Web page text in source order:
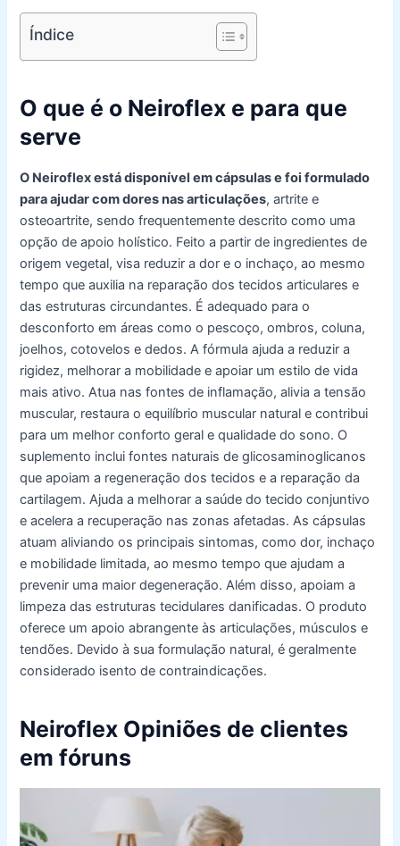
Índice
O que é o Neiroflex e para que
serve
O Neiroflex está disponível em cápsulas e foi formulado
para ajudar com dores nas articulações, artrite e
osteoartrite, sendo frequentemente descrito como uma
opção de apoio holístico. Feito a partir de ingredientes de
origem vegetal, visa reduzir a dor e o inchaço, ao mesmo
tempo que auxilia na reparação dos tecidos articulares e
das estruturas circundantes. É adequado para o
desconforto em áreas como o pescoço, ombros, coluna,
joelhos, cotovelos e dedos. A fórmula ajuda a reduzir a
rigidez, melhorar a mobilidade e apoiar um estilo de vida
mais ativo. Atua nas fontes de inflamação, alivia a tensão
muscular, restaura o equilíbrio muscular natural e contribui
para um melhor conforto geral e qualidade do sono. O
suplemento inclui fontes naturais de glicosaminoglicanos
que apoiam a regeneração dos tecidos e a reparação da
cartilagem. Ajuda a melhorar a saúde do tecido conjuntivo
e acelera a recuperação nas zonas afetadas. As cápsulas
atuam aliviando os principais sintomas, como dor, inchaço
e mobilidade limitada, ao mesmo tempo que ajudam a
prevenir uma maior degeneração. Além disso, apoiam a
limpeza das estruturas tecidulares danificadas. O produto
oferece um apoio abrangente às articulações, músculos e
tendões. Devido à sua formulação natural, é geralmente
considerado isento de contraindicações.
Neiroflex Opiniões de clientes
em fóruns